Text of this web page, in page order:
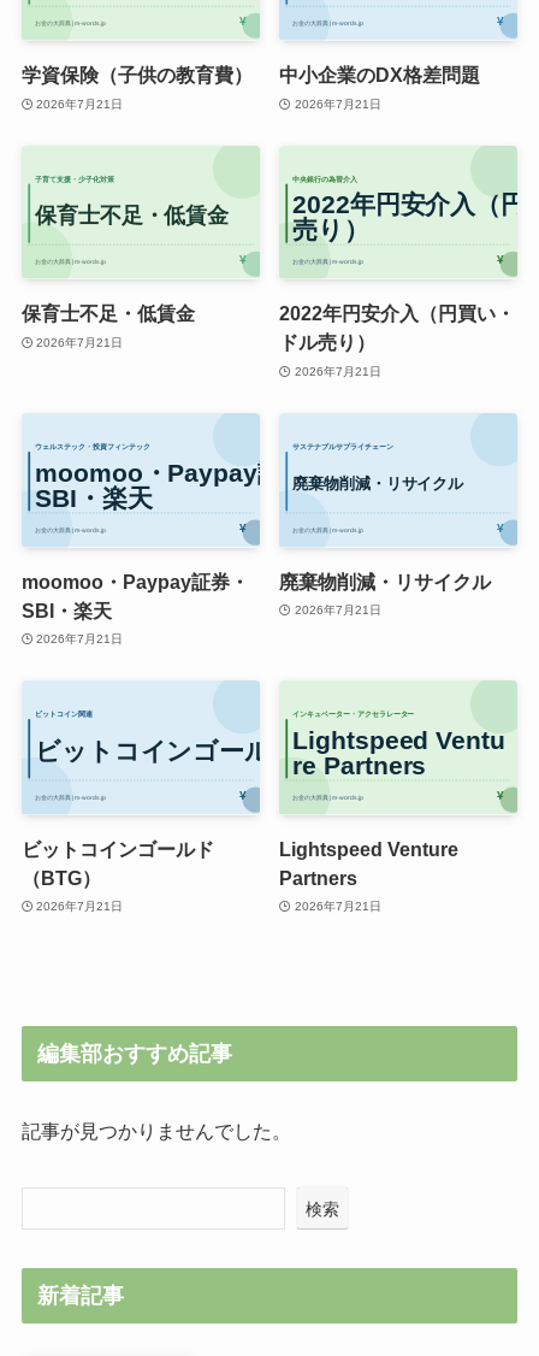
学資保険（子供の教育費）
2026年7月21日
中小企業のDX格差問題
2026年7月21日
保育士不足・低賃金
2026年7月21日
2022年円安介入（円買い・
ドル売り）
2026年7月21日
moomoo・Paypay証券・
SBI・楽天
2026年7月21日
廃棄物削減・リサイクル
2026年7月21日
ビットコインゴールド
（BTG）
2026年7月21日
Lightspeed Venture
Partners
2026年7月21日
編集部おすすめ記事
記事が見つかりませんでした。
検索
新着記事